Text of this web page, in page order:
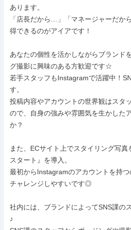
あります。
「店長だから…」「マネージャーだか
得できるのがアイアです！
あなたの個性を活かしながらブランド
グ撮影に興味のある方歓迎です☆
若手スタッフもInstagramで活躍中！
す。
投稿内容やアカウントの世界観はスタ
ので、自身の強みや雰囲気を生かした
か？
また、ECサイト上でスタイリング写
スタート』を導入。
最初からInstagramのアカウントを持
チャレンジしやすいです◎
社内には、ブランドによってSNS課の
♪